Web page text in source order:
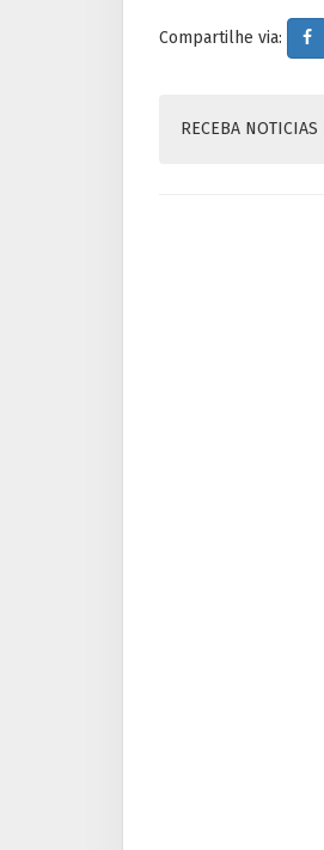
Compartilhe via:
RECEBA NOTICIAS